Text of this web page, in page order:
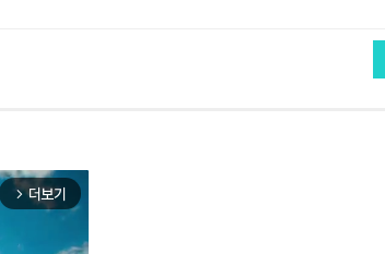
arrow_forward_ios 더보기